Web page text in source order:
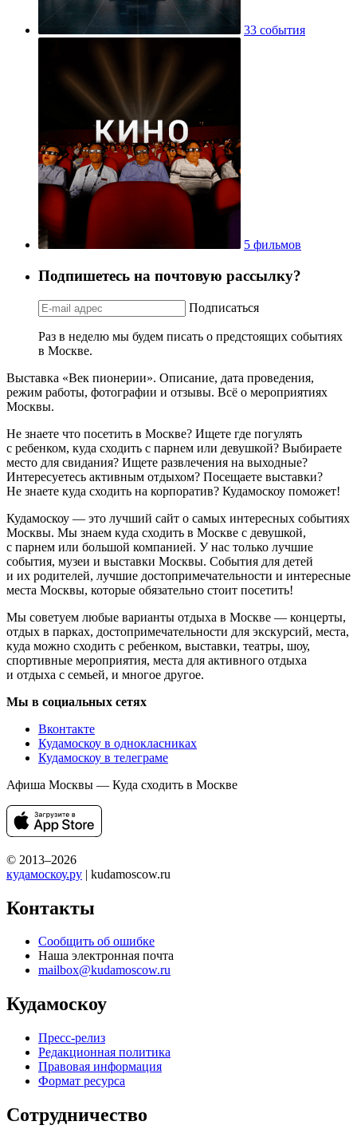
33 события
5 фильмов
Подпишетесь на почтовую рассылку?
Подписаться
Раз в неделю мы будем писать о предстоящих событиях
в Москве.
Выставка «Век пионерии». Описание, дата проведения,
режим работы, фотографии и отзывы. Всё о мероприятиях
Москвы.
Не знаете что посетить в Москве? Ищете где погулять
с ребенком, куда сходить с парнем или девушкой? Выбираете
место для свидания? Ищете развлечения на выходные?
Интересуетесь активным отдыхом? Посещаете выставки?
Не знаете куда сходить на корпоратив? Кудамоскоу поможет!
Кудамоскоу — это лучший сайт о самых интересных событиях
Москвы. Мы знаем куда сходить в Москве с девушкой,
с парнем или большой компанией. У нас только лучшие
события, музеи и выставки Москвы. События для детей
и их родителей, лучшие достопримечательности и интересные
места Москвы, которые обязательно стоит посетить!
Мы советуем любые варианты отдыха в Москве — концерты,
отдых в парках, достопримечательности для экскурсий, места,
куда можно сходить с ребенком, выставки, театры, шоу,
спортивные мероприятия, места для активного отдыха
и отдыха с семьей, и многое другое.
Мы в социальных сетях
Вконтакте
Кудамоскоу в однокласниках
Кудамоскоу в телеграме
Афиша Москвы — Куда сходить в Москве
© 2013–2026
кудамоскоу.ру | kudamoscow.ru
Контакты
Сообщить об ошибке
Наша электронная почта
mailbox@kudamoscow.ru
Кудамоскоу
Пресс-релиз
Редакционная политика
Правовая информация
Формат ресурса
Сотрудничество